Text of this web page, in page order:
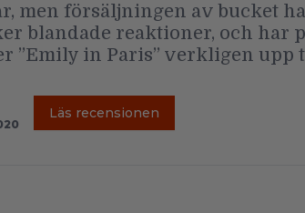
men försäljningen av bucket
blandade reaktioner, och har
”Emily in Paris” verkligen upp
Läs recensionen